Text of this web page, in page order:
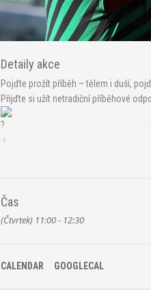
Detaily akce
Pojďte prožít příběh – tělem i duší,
Přijďte si užít netradiční příběhové
Budeme prozkoumávat základy
velké, zlepšíme koordinaci pohybů a
Čas
(Čtvrtek) 11:00 - 12:30
CALENDAR GOOGLECAL